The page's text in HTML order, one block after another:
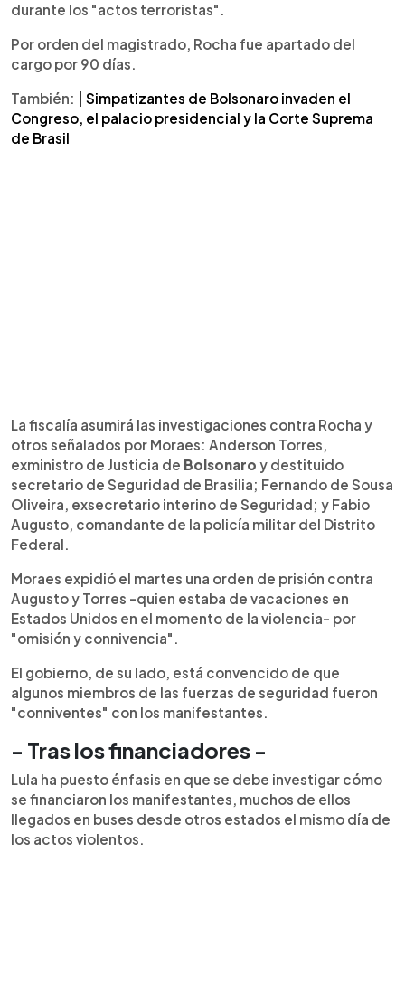
durante los "actos terroristas".
Por orden del magistrado, Rocha fue apartado del
cargo por 90 días.
También:
| Simpatizantes de Bolsonaro invaden el
Congreso, el palacio presidencial y la Corte Suprema
de Brasil
La fiscalía asumirá las investigaciones contra Rocha y
otros señalados por Moraes: Anderson Torres,
exministro de Justicia de Bolsonaro y destituido
secretario de Seguridad de Brasilia; Fernando de Sousa
Oliveira, exsecretario interino de Seguridad; y Fabio
Augusto, comandante de la policía militar del Distrito
Federal.
Moraes expidió el martes una orden de prisión contra
Augusto y Torres -quien estaba de vacaciones en
Estados Unidos en el momento de la violencia- por
"omisión y connivencia".
El gobierno, de su lado, está convencido de que
algunos miembros de las fuerzas de seguridad fueron
"conniventes" con los manifestantes.
- Tras los financiadores -
Lula ha puesto énfasis en que se debe investigar cómo
se financiaron los manifestantes, muchos de ellos
llegados en buses desde otros estados el mismo día de
los actos violentos.